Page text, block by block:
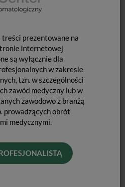
treści prezentowane na
internetowej
są wyłącznie dla
w zakresie
tzn. w szczególności
zawód medyczny lub w
zawodowo z branżą
prowadzących obrót
medycznymi.
/ 10 ML